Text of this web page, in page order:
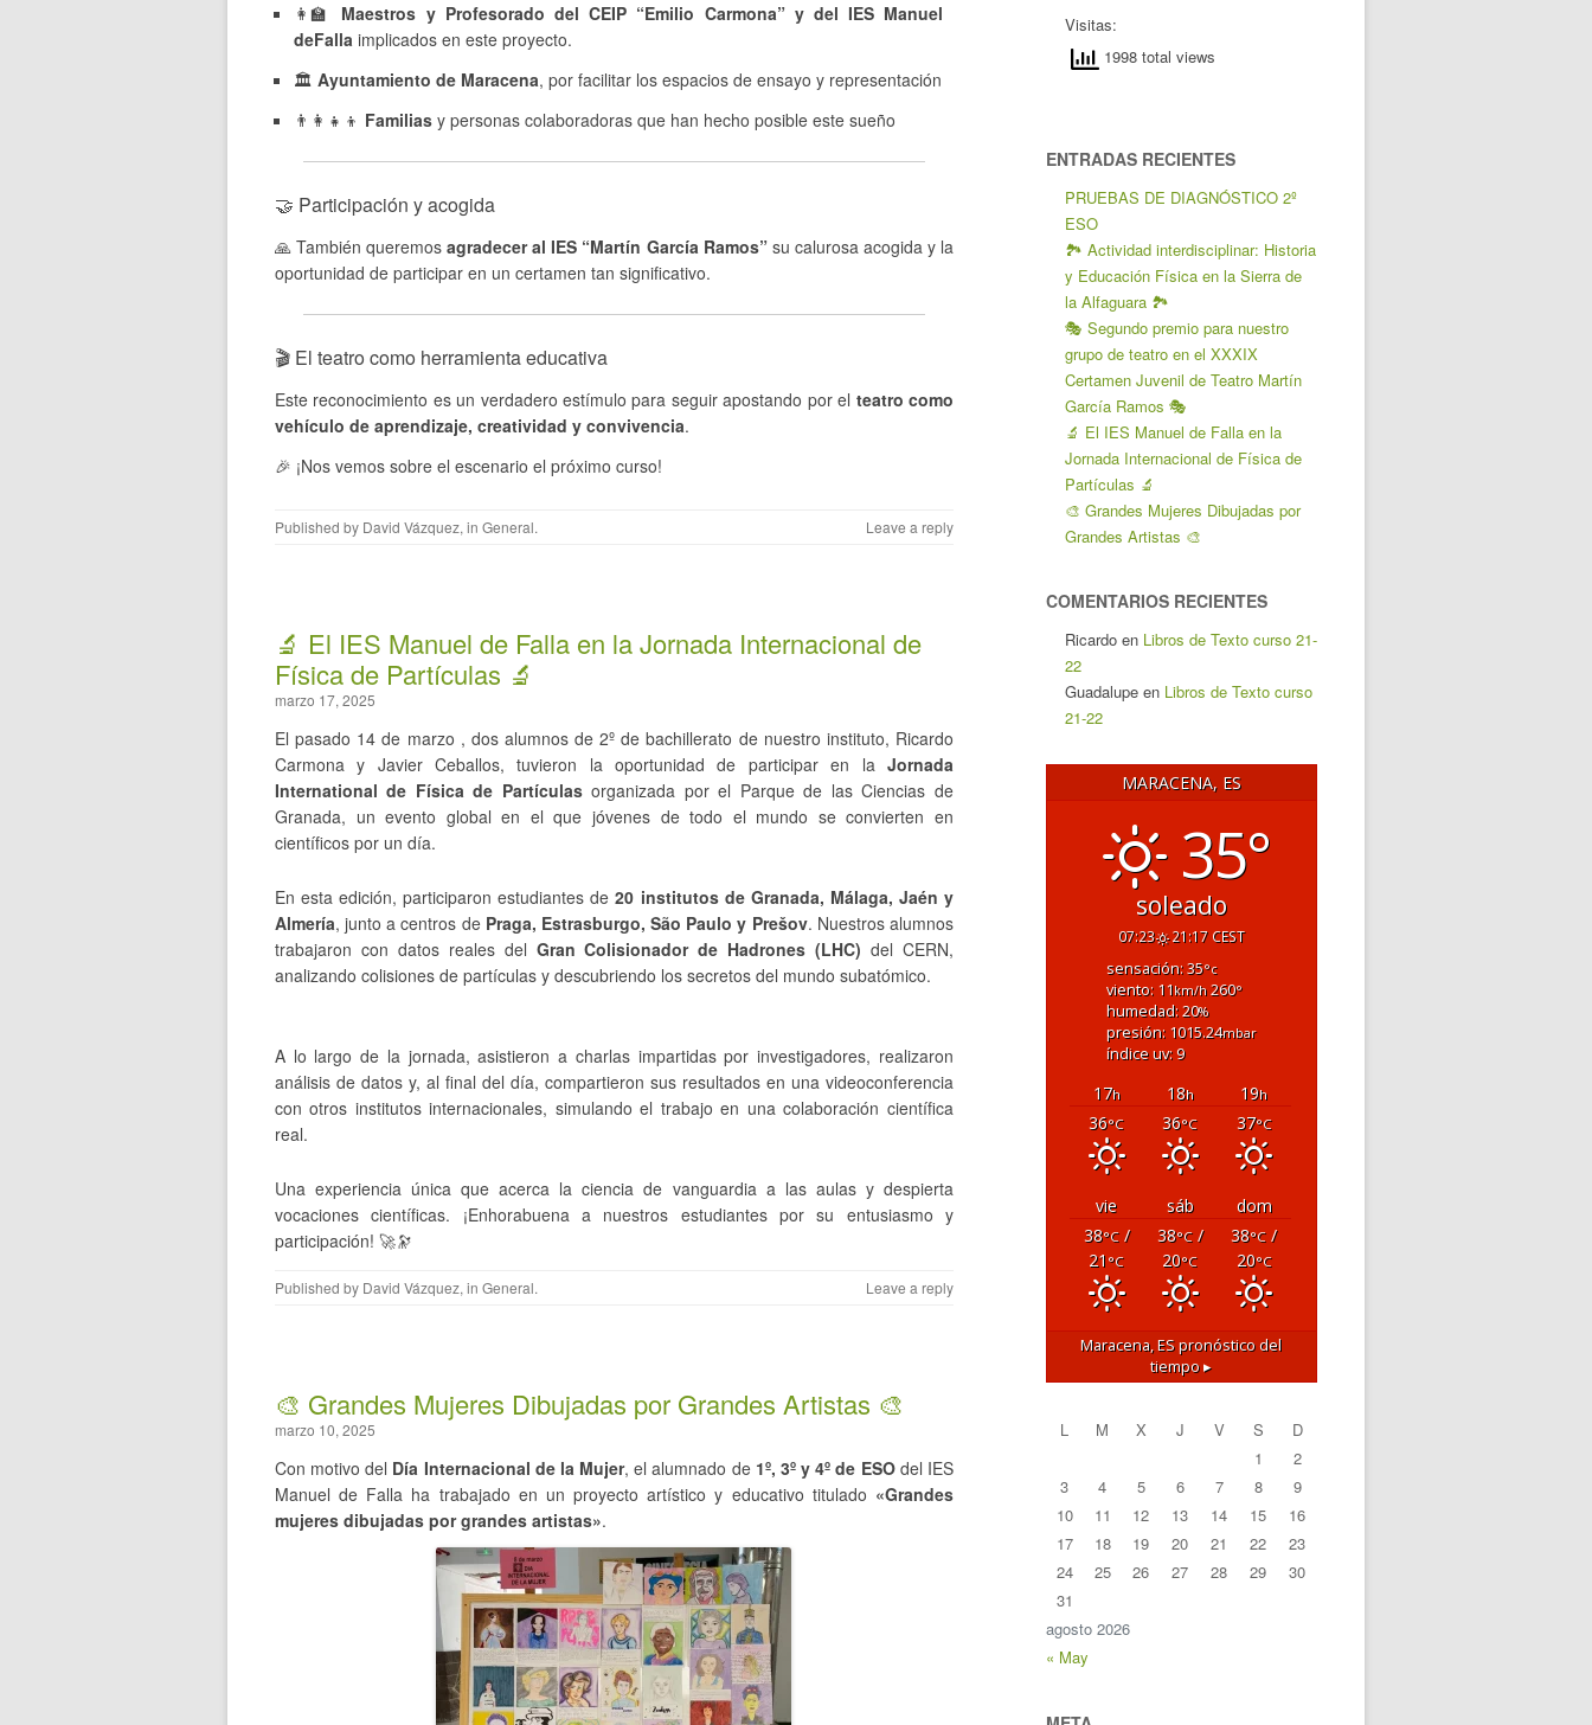
👩‍🏫 Maestros y Profesorado del CEIP “Emilio Carmona” y del IES Manuel
deFalla implicados en este proyecto.
🏛 Ayuntamiento de Maracena, por facilitar los espacios de ensayo y representación
👨‍👩‍👧‍👦 Familias y personas colaboradoras que han hecho posible este sueño
🤝 Participación y acogida
🙏 También queremosagradecer al IES “Martín García Ramos”su calurosa acogida y la
oportunidad de participar en un certamen tan significativo.
🎬 El teatro como herramienta educativa
Este reconocimiento es un verdadero estímulo para seguir apostando por el teatro como
vehículo de aprendizaje, creatividad y convivencia.
🎉 ¡Nos vemos sobre el escenario el próximo curso!
Published by David Vázquez, in General. Leave a reply
🔬 El IES Manuel de Falla en la Jornada Internacional de
Física de Partículas 🔬
marzo 17, 2025
El pasado 14 de marzo , dos alumnos de 2º de bachillerato de nuestro instituto, Ricardo
Carmona y Javier Ceballos, tuvieron la oportunidad de participar en la Jornada
International de Física de Partículasorganizada por el Parque de las Ciencias de
Granada, un evento global en el que jóvenes de todo el mundo se convierten en
científicos por un día.
En esta edición, participaron estudiantes de20 institutos de Granada, Málaga, Jaén y
Almería, junto a centros de Praga, Estrasburgo, São Paulo y Prešov. Nuestros alumnos
trabajaron con datos reales del Gran Colisionador de Hadrones (LHC) del CERN,
analizando colisiones de partículas y descubriendo los secretos del mundo subatómico.
A lo largo de la jornada, asistieron a charlas impartidas por investigadores, realizaron
análisis de datos y, al final del día, compartieron sus resultados en una videoconferencia
con otros institutos internacionales, simulando el trabajo en una colaboración científica
real.
Una experiencia única que acerca la ciencia de vanguardia a las aulas y despierta
vocaciones científicas. ¡Enhorabuena a nuestros estudiantes por su entusiasmo y
participación! 🚀🔭
Published by David Vázquez, in General. Leave a reply
🎨 Grandes Mujeres Dibujadas por Grandes Artistas 🎨
marzo 10, 2025
Con motivo del Día Internacional de la Mujer, el alumnado de 1º, 3º y 4º de ESOdel IES
Manuel de Falla ha trabajado en un proyecto artístico y educativo titulado «Grandes
mujeres dibujadas por grandes artistas».
Visitas:
1998 total views
ENTRADAS RECIENTES
PRUEBAS DE DIAGNÓSTICO 2º
ESO
🏞️ Actividad interdisciplinar: Historia
y Educación Física en la Sierra de
la Alfaguara 🏞️
🎭 Segundo premio para nuestro
grupo de teatro en el XXXIX
Certamen Juvenil de Teatro Martín
García Ramos 🎭
🔬 El IES Manuel de Falla en la
Jornada Internacional de Física de
Partículas 🔬
🎨 Grandes Mujeres Dibujadas por
Grandes Artistas 🎨
COMENTARIOS RECIENTES
Ricardoen Libros de Texto curso 21-
22
Guadalupeen Libros de Texto curso
21-22
MARACENA, ES
35°
soleado
07:23 21:17 CEST
sensación: 35°c
viento: 11km/h 260°
humedad: 20%
presión: 1015.24mbar
índice uv: 9
17h 18h 19h
36°C 36°C 37°C
vie sáb
dom
38°C/
21 °C
38°C/
20°C
38°C /
20°C
Maracena, ESpronóstico del
tiempo ▸
agosto 2026
L M X J V S
D
1
2
3
4 5 6 7 8
9
10
11 12 13 14 15
16
17
18 19 20 21 22
23
24
25 26 27 28 29
30
31
« May